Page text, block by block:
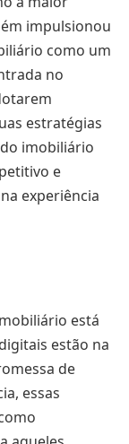
impulsionou
como um
no
estratégias
imobiliário
e
experiência
está
estão na
de
essas